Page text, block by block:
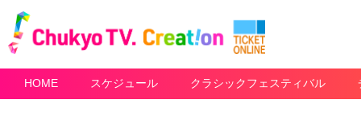
HOME スケジュール クラシックフェスティバル